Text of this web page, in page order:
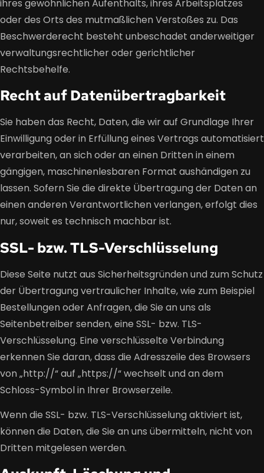
ihres gewöhnlichen Aufenthalts, ihres Arbeitsplatzes
oder des Orts des mutmaßlichen Verstoßes zu. Das
Beschwerderecht besteht unbeschadet anderweitiger
verwaltungsrechtlicher oder gerichtlicher
Rechtsbehelfe.
Recht auf Daten­übertrag­barkeit
Sie haben das Recht, Daten, die wir auf Grundlage Ihrer
Einwilligung oder in Erfüllung eines Vertrags automatisiert
verarbeiten, an sich oder an einen Dritten in einem
gängigen, maschinenlesbaren Format aushändigen zu
lassen. Sofern Sie die direkte Übertragung der Daten an
einen anderen Verantwortlichen verlangen, erfolgt dies
nur, soweit es technisch machbar ist.
SSL- bzw. TLS-Verschlüsselung
Diese Seite nutzt aus Sicherheitsgründen und zum Schutz
der Übertragung vertraulicher Inhalte, wie zum Beispiel
Bestellungen oder Anfragen, die Sie an uns als
Seitenbetreiber senden, eine SSL- bzw. TLS-
Verschlüsselung. Eine verschlüsselte Verbindung
erkennen Sie daran, dass die Adresszeile des Browsers
von „http://“ auf „https://“ wechselt und an dem
Schloss-Symbol in Ihrer Browserzeile.
Wenn die SSL- bzw. TLS-Verschlüsselung aktiviert ist,
können die Daten, die Sie an uns übermitteln, nicht von
Dritten mitgelesen werden.